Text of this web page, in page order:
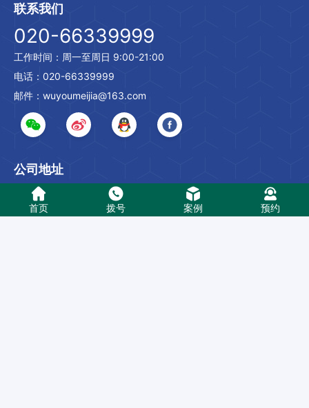
联系我们
020-66339999
工作时间：周一至周日 9:00-21:00
电话：020-66339999
邮件：wuyoumeijia@163.com
公司地址
首页 拨号 案例 预约